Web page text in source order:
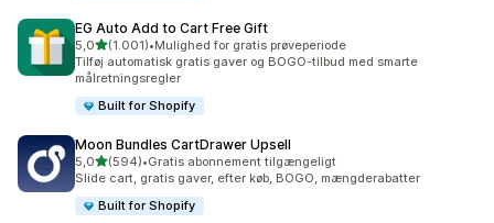
EG Auto Add to Cart Free Gift
5,0ud af 5 stjerner
(1.001)
1001 anmeldelser i alt
•Mulighed for gratis prøveperiode
Tilføj automatisk gratis gaver og BOGO-tilbud med smarte
målretningsregler
Built for Shopify
Moon Bundles CartDrawer Upsell
5,0ud af 5 stjerner
(594)
594 anmeldelser i alt
•Gratis abonnement tilgængeligt
Slide cart, gratis gaver, efter køb, BOGO, mængderabatter
Built for Shopify